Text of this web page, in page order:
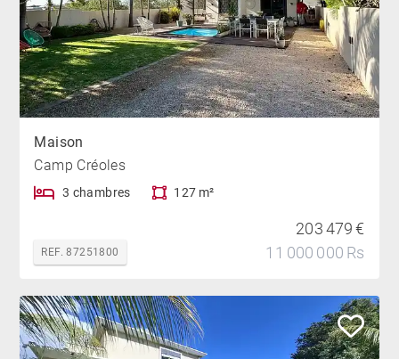
Maison
Camp Créoles
3 chambres 127 m²
REF. 87251800
203 479 €
11 000 000 Rs